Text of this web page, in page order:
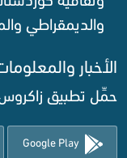
والديمقراطي
الأخبار
حمِّل تطبيق
Google Play